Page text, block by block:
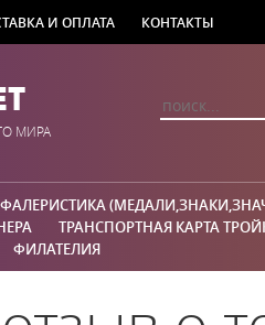
И ОПЛАТА КОНТАКТЫ
МИРА
ФАЛЕРИСТИКА
ТРАНСПОРТНАЯ КАРТА
ФИЛАТЕЛИЯ